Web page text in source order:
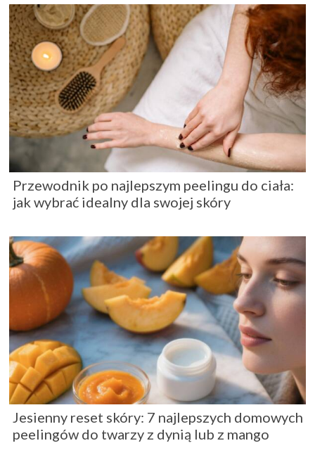
Przewodnik po najlepszym peelingu do ciała:
jak wybrać idealny dla swojej skóry
Jesienny reset skóry: 7 najlepszych domowych
peelingów do twarzy z dynią lub z mango